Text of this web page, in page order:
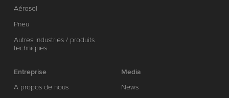
Aérosol
Pneu
Autres industries / produits
techniques
Entreprise
A propos de nous
Media
News